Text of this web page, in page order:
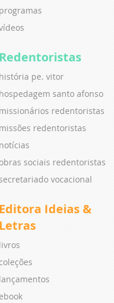
programas
Redentoristas
história pe. vitor
hospedagem santo afonso
missionários redentoristas
missões redentoristas
notícias
obras sociais redentoristas
secretariado vocacional
Editora Ideias &
Letras
livros
coleções
lançamentos
ebook